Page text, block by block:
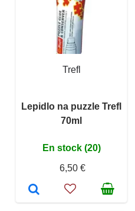
Trefl
Lepidlo na puzzle Trefl
70ml
En stock (20)
6,50 €